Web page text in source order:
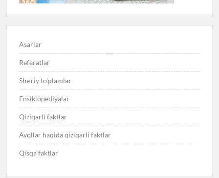
Asarlar
Referatlar
She’riy to’plamlar
Ensiklopediyalar
Qiziqarli faktlar
Ayollar haqida qiziqarli faktlar
Qisqa faktlar